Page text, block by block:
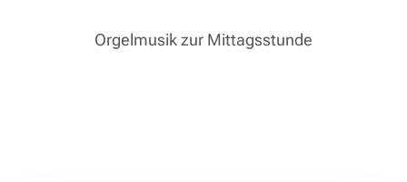
Orgelmusik zur Mittagsstunde